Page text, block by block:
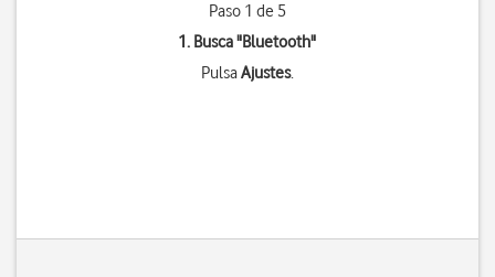
Paso 1 de 5
1. Busca "Bluetooth"
PulsaAjustes.